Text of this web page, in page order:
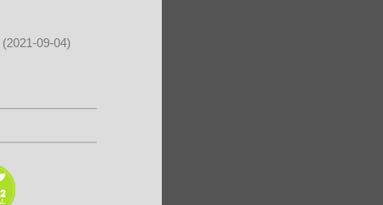
(2021-09-04)